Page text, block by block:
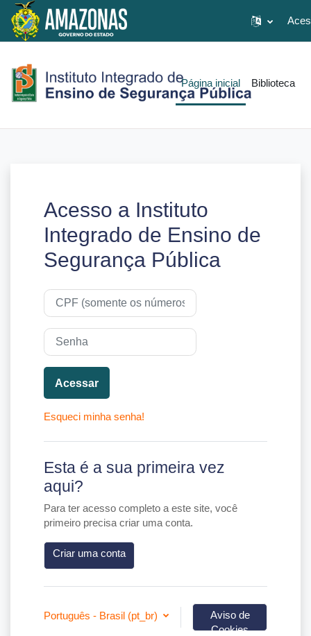
Página inicial Biblioteca
Acesso a Instituto
Integrado de Ensino de
Segurança Pública
Avançar para criar nova conta
CPF (somente os números)
Senha
Acessar
Esqueci minha senha!
Esta é a sua primeira vez
aqui?
Para ter acesso completo a este site, você
primeiro precisa criar uma conta.
Criar uma conta
Português - Brasil ‎(pt_br)‎
Aviso de
Cookies